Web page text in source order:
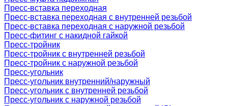
Пресс-вставка переходная
Пресс-вставка переходная с внутренней резьбой
Пресс-вставка переходная с наружной резьбой
Пресс-фитинг с накидной гайкой
Пресс-тройник
Пресс-тройник с внутренней резьбой
Пресс-тройник с наружной резьбой
Пресс-угольник
Пресс-угольник внутренний/наружный
Пресс-угольник с внутренней резьбой
Пресс-угольник с наружной резьбой